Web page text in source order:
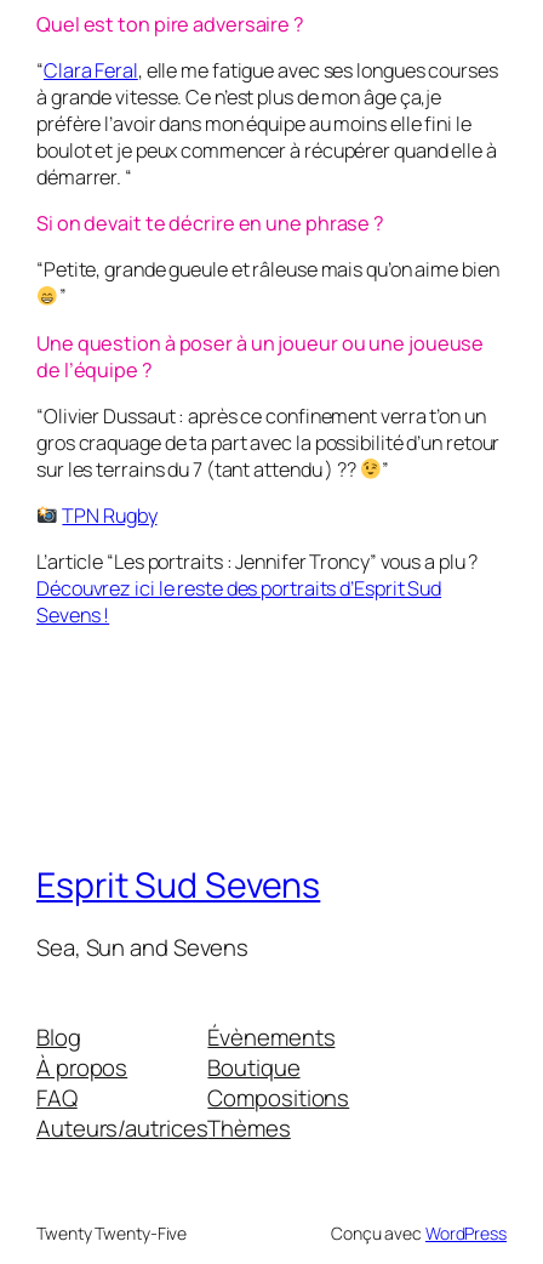
Quel est ton pire adversaire ?
“Clara Feral, elle me fatigue avec ses longues courses
à grande vitesse. Ce n’est plus de mon âge ça,je
préfère l’avoir dans mon équipe au moins elle fini le
boulot et je peux commencer à récupérer quand elle à
démarrer. “
Si on devait te décrire en une phrase ?
“Petite, grande gueule et râleuse mais qu’on aime bien
”
Une question à poser à un joueur ou une joueuse
de l’équipe ?
“Olivier Dussaut : après ce confinement verra t’on un
gros craquage de ta part avec la possibilité d’un retour
sur les terrains du 7 (tant attendu ) ??
”
TPN Rugby
L’article “Les portraits : Jennifer Troncy” vous a plu ?
Découvrez ici le reste des portraits d’Esprit Sud
Sevens !
Esprit Sud Sevens
Sea, Sun and Sevens
Blog
À propos
FAQ
Auteurs/autrices
Évènements
Boutique
Compositions
Thèmes
Twenty Twenty-Five Conçu avec WordPress